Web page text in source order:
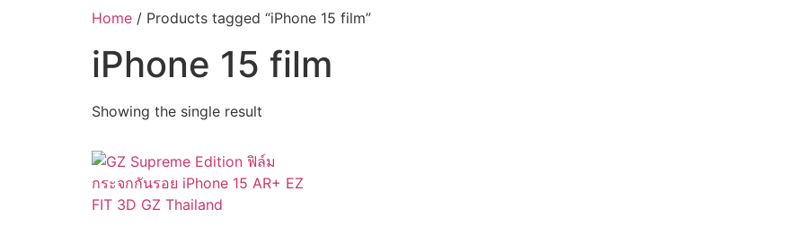
Home / Products tagged “iPhone 15 film”
iPhone 15 film
Showing the single result